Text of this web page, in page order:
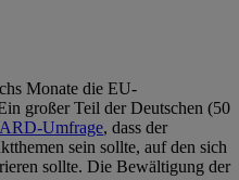
Monate die EU-
großer Teil der Deutschen (50
ARD-Umfrage, dass der
sein sollte, auf den sich
sollte. Die Bewältigung der